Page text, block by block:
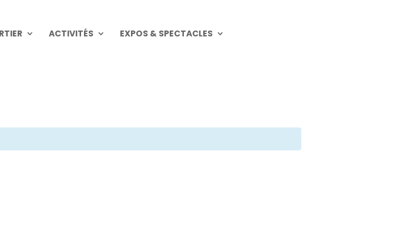
ACTIVITÉS EXPOS & SPECTACLES